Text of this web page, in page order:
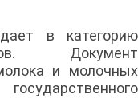
в категорию
Документ
и молочных